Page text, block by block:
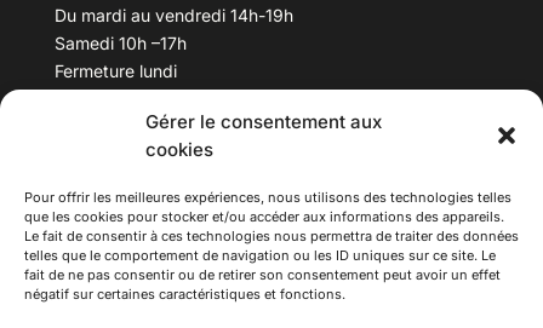
Gérer le consentement aux
cookies
Pour offrir les meilleures expériences, nous utilisons des technologies telles
que les cookies pour stocker et/ou accéder aux informations des appareils.
Le fait de consentir à ces technologies nous permettra de traiter des données
telles que le comportement de navigation ou les ID uniques sur ce site. Le
fait de ne pas consentir ou de retirer son consentement peut avoir un effet
négatif sur certaines caractéristiques et fonctions.
Du mardi au vendredi 14h-19h
Samedi 10h –17h
Fermeture lundi
Téléphone : 04 78 53 06 40
maisondesculturesasiatiques@asiexpo.com